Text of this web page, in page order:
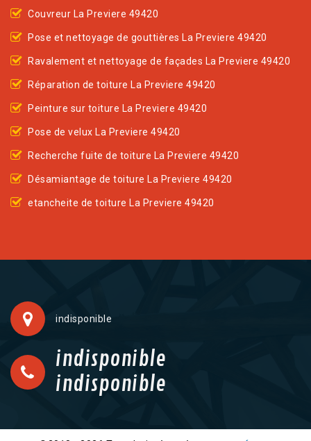
Couvreur La Previere 49420
Pose et nettoyage de gouttières La Previere 49420
Ravalement et nettoyage de façades La Previere 49420
Réparation de toiture La Previere 49420
Peinture sur toiture La Previere 49420
Pose de velux La Previere 49420
Recherche fuite de toiture La Previere 49420
Désamiantage de toiture La Previere 49420
etancheite de toiture La Previere 49420
indisponible
indisponible
indisponible